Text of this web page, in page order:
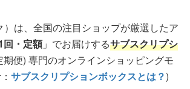
は、全国の注目ショップが厳選したア
回・定額」でお届けするサブスクリプシ
期便) 専門のオンラインショッピングモ
サブスクリプションボックスとは？)